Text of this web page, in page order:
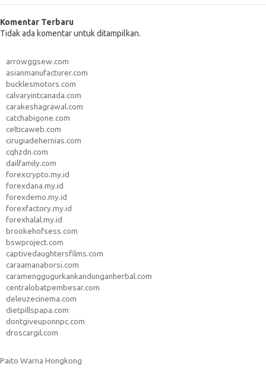
Komentar Terbaru
Tidak ada komentar untuk ditampilkan.
arrowggsew.com
asianmanufacturer.com
bucklesmotors.com
calvaryintcanada.com
carakeshagrawal.com
catchabigone.com
celticaweb.com
cirugiadehernias.com
cqhzdn.com
dailfamily.com
forexcrypto.my.id
forexdana.my.id
forexdemo.my.id
forexfactory.my.id
forexhalal.my.id
brookehofsess.com
bswproject.com
captivedaughtersfilms.com
caraamanaborsi.com
caramenggugurkankandunganherbal.com
centralobatpembesar.com
deleuzecinema.com
dietpillspapa.com
dontgiveuponnpc.com
droscargil.com
Paito Warna Hongkong